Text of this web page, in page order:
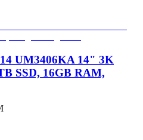
UM3406KA 14" 3K
SSD, 16GB RAM,